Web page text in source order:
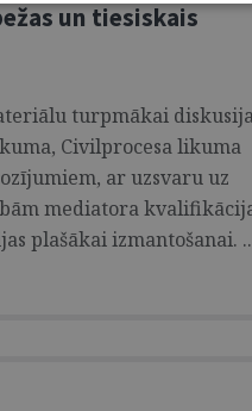
un tiesiskais
turpmākai
Civilprocesa likuma
ar uzsvaru uz
mediatora
plašākai izmantošanai.